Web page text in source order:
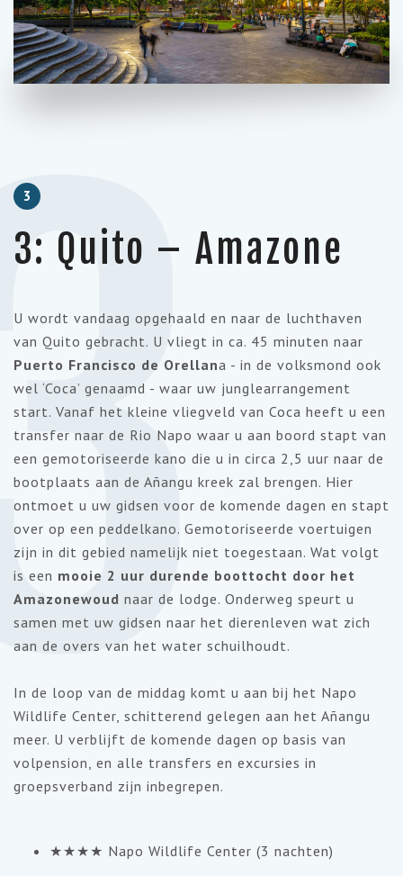
3
3: Quito – Amazone
U wordt vandaag opgehaald en naar de luchthaven
van Quito gebracht. U vliegt in ca. 45 minuten naar
Puerto Francisco de Orellana - in de volksmond ook
wel ‘Coca’ genaamd - waar uw junglearrangement
start. Vanaf het kleine vliegveld van Coca heeft u een
transfer naar de Rio Napo waar u aan boord stapt van
een gemotoriseerde kano die u in circa 2,5 uur naar de
bootplaats aan de Añangu kreek zal brengen. Hier
ontmoet u uw gidsen voor de komende dagen en stapt
over op een peddelkano. Gemotoriseerde voertuigen
zijn in dit gebied namelijk niet toegestaan. Wat volgt
is een mooie 2 uur durende boottocht door het
Amazonewoud naar de lodge. Onderweg speurt u
samen met uw gidsen naar het dierenleven wat zich
aan de overs van het water schuilhoudt.
In de loop van de middag komt u aan bij het Napo
Wildlife Center, schitterend gelegen aan het Añangu
meer. U verblijft de komende dagen op basis van
volpension, en alle transfers en excursies in
groepsverband zijn inbegrepen.
★★★★ Napo Wildlife Center (3 nachten)